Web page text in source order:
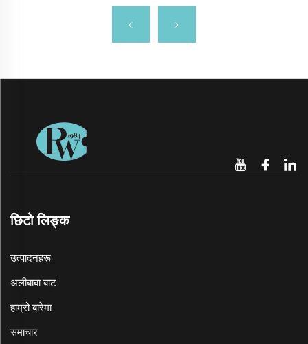
छिटो लिङ्क
उत्पादनहरू
अलीबाबा बाट
हाम्रो बारेमा
समाचार